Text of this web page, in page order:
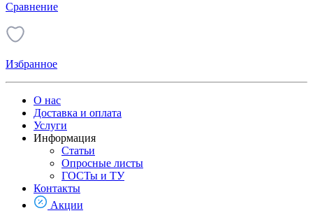
Сравнение
Избранное
О нас
Доставка и оплата
Услуги
Информация
Статьи
Опросные листы
ГОСТы и ТУ
Контакты
Акции